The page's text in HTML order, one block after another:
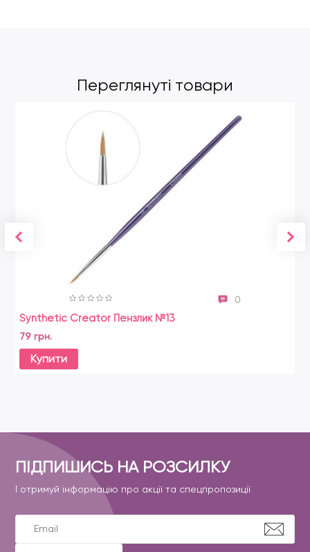
Переглянуті товари
0
Synthetic Creator Пензлик №13
79 грн.
Купити
ПІДПИШИСЬ НА РОЗСИЛКУ
І отримуй інформацію про акції та спецпропозиції